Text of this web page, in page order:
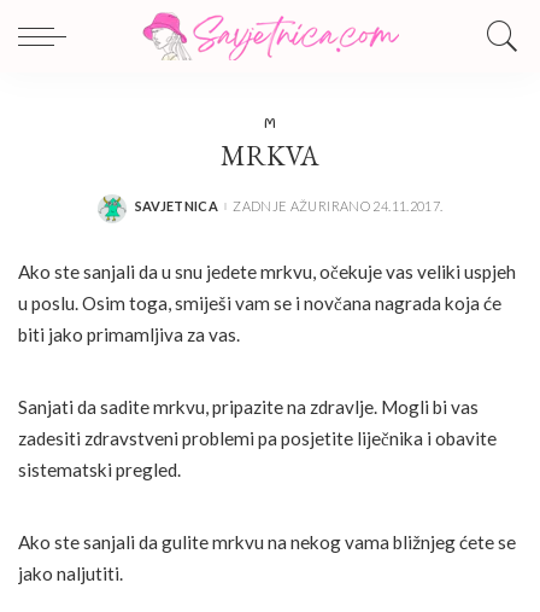
M
MRKVA
POSTED
SAVJETNICA ZADNJE AŽURIRANO 24.11.2017.
Ako ste sanjali da u snu jedete mrkvu, očekuje vas veliki uspjeh
u poslu. Osim toga, smiješi vam se i novčana nagrada koja će
biti jako primamljiva za vas.
Sanjati da sadite mrkvu, pripazite na zdravlje. Mogli bi vas
zadesiti zdravstveni problemi pa posjetite liječnika i obavite
sistematski pregled.
Ako ste sanjali da gulite mrkvu na nekog vama bližnjeg ćete se
jako naljutiti.